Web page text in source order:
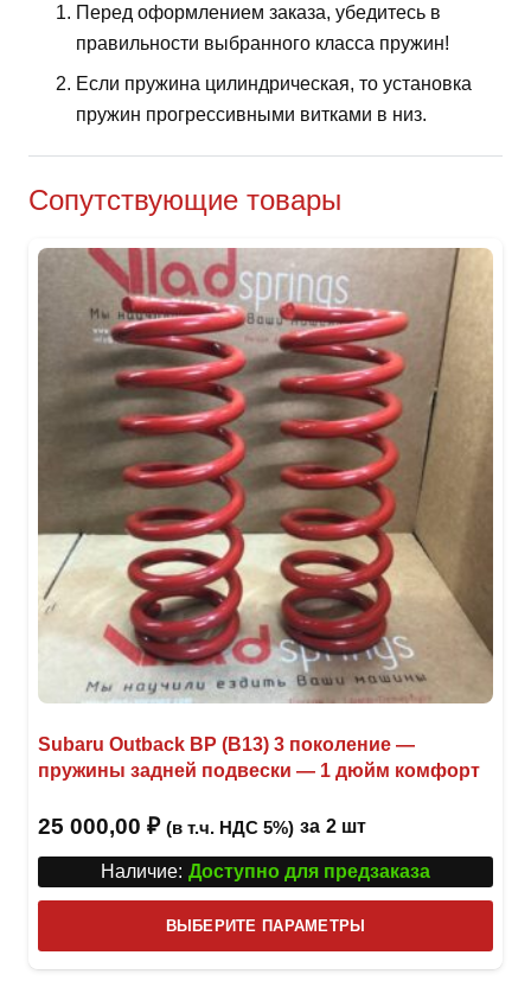
Перед оформлением заказа, убедитесь в
правильности выбранного класса пружин!
Если пружина цилиндрическая, то установка
пружин прогрессивными витками в низ.
Сопутствующие товары
Subaru Outback BP (B13) 3 поколение —
пружины задней подвески — 1 дюйм комфорт
25 000,00 ₽ (в т.ч. НДС 5%) за 2 шт
Наличие: Доступно для предзаказа
ВЫБЕРИТЕ ПАРАМЕТРЫ
товар